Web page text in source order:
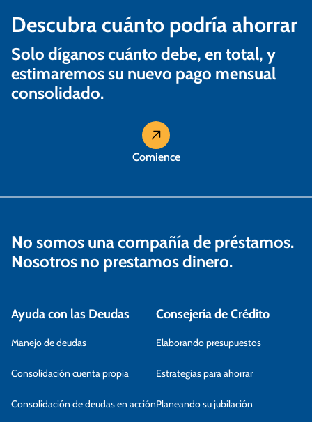
Descubra cuánto podría ahorrar
Solo díganos cuánto debe, en total, y
estimaremos su nuevo pago mensual
consolidado.
Comience
No somos una compañía de préstamos.
Nosotros no prestamos dinero.
Ayuda con las Deudas
Manejo de deudas
Consolidación cuenta propia
Consolidación de deudas en acción
Consejería de Crédito
Elaborando presupuestos
Estrategias para ahorrar
Planeando su jubilación